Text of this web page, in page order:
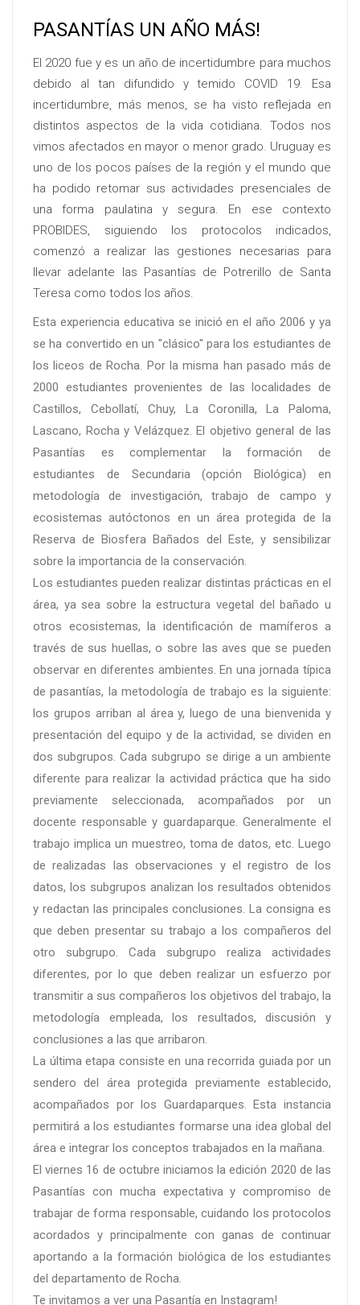
PASANTÍAS UN AÑO MÁS!
El 2020 fue y es un año de incertidumbre para muchos
debido al tan difundido y temido COVID 19. Esa
incertidumbre, más menos, se ha visto reflejada en
distintos aspectos de la vida cotidiana. Todos nos
vimos afectados en mayor o menor grado. Uruguay es
uno de los pocos países de la región y el mundo que
ha podido retomar sus actividades presenciales de
una forma paulatina y segura. En ese contexto
PROBIDES, siguiendo los protocolos indicados,
comenzó a realizar las gestiones necesarias para
llevar adelante las Pasantías de Potrerillo de Santa
Teresa como todos los años.
Esta experiencia educativa se inició en el año 2006 y ya
se ha convertido en un "clásico" para los estudiantes de
los liceos de Rocha. Por la misma han pasado más de
2000 estudiantes provenientes de las localidades de
Castillos, Cebollatí, Chuy, La Coronilla, La Paloma,
Lascano, Rocha y Velázquez. El objetivo general de las
Pasantías es complementar la formación de
estudiantes de Secundaria (opción Biológica) en
metodología de investigación, trabajo de campo y
ecosistemas autóctonos en un área protegida de la
Reserva de Biosfera Bañados del Este, y sensibilizar
sobre la importancia de la conservación.
Los estudiantes pueden realizar distintas prácticas en el
área, ya sea sobre la estructura vegetal del bañado u
otros ecosistemas, la identificación de mamíferos a
través de sus huellas, o sobre las aves que se pueden
observar en diferentes ambientes. En una jornada típica
de pasantías, la metodología de trabajo es la siguiente:
los grupos arriban al área y, luego de una bienvenida y
presentación del equipo y de la actividad, se dividen en
dos subgrupos. Cada subgrupo se dirige a un ambiente
diferente para realizar la actividad práctica que ha sido
previamente seleccionada, acompañados por un
docente responsable y guardaparque. Generalmente el
trabajo implica un muestreo, toma de datos, etc. Luego
de realizadas las observaciones y el registro de los
datos, los subgrupos analizan los resultados obtenidos
y redactan las principales conclusiones. La consigna es
que deben presentar su trabajo a los compañeros del
otro subgrupo. Cada subgrupo realiza actividades
diferentes, por lo que deben realizar un esfuerzo por
transmitir a sus compañeros los objetivos del trabajo, la
metodología empleada, los resultados, discusión y
conclusiones a las que arribaron.
La última etapa consiste en una recorrida guiada por un
sendero del área protegida previamente establecido,
acompañados por los Guardaparques. Esta instancia
permitirá a los estudiantes formarse una idea global del
área e integrar los conceptos trabajados en la mañana.
El viernes 16 de octubre iniciamos la edición 2020 de las
Pasantías con mucha expectativa y compromiso de
trabajar de forma responsable, cuidando los protocolos
acordados y principalmente con ganas de continuar
aportando a la formación biológica de los estudiantes
del departamento de Rocha.
Te invitamos a ver una Pasantía en Instagram!